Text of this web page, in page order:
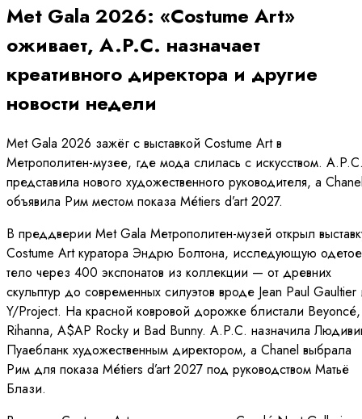
Met Gala 2026: «Costume Art»
оживает, A.P.C. назначает
креативного директора и другие
новости недели
Met Gala 2026 зажёг с выставкой Costume Art в
Метрополитен-музее, где мода слилась с искусством.
представила нового художественного руководителя, а
объявила Рим местом показа Métiers d’art 2027.
В преддверии Met Gala Метрополитен-музей открыл
Costume Art куратора Эндрю Болтона, исследующую одетое
тело через 400 экспонатов из коллекции — от древних
скульптур до современных силуэтов вроде Jean Paul Gaultier
Y/Project. На красной ковровой дорожке блистали Beyoncé,
Rihanna, A$AP Rocky и Bad Bunny. A.P.C. назначила
Пуаебланк художественным директором, а Chanel выбрала
Рим для показа Métiers d’art 2027 под руководством Матьё
Блази.